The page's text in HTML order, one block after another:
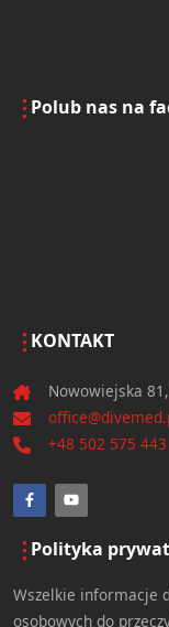
Polub nas na
KONTAKT
Nowowiejska
+48 502 575 443
Polityka
Wszelkie informacje
osobowych do